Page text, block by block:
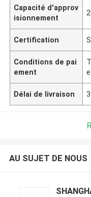
Capacité d'approv
isionnement
Certification
Conditions de pai
ement
Délai de livraison
AU SUJET DE NOUS